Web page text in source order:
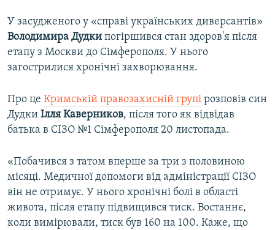
Усі сайти RFE/RL
У засудженого у «справі українських диверсантів»
Володимира Дудки погіршився стан здоров'я після
етапу з Москви до Сімферополя. У нього
загострилися хронічні захворювання.
Про це Кримській правозахисній групі розповів син
Дудки Ілля Каверников, після того як відвідав
батька в СІЗО №1 Сімферополя 20 листопада.
«Побачився з татом вперше за три з половиною
місяці. Медичної допомоги від адміністрації СІЗО
він не отримує. У нього хронічні болі в області
живота, після етапу підвищився тиск. Востаннє,
коли вимірювали, тиск був 160 на 100. Каже, що